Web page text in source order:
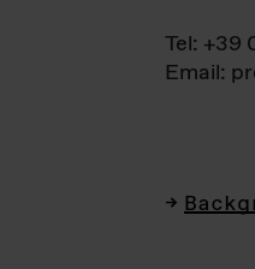
Tel: +39
Email: